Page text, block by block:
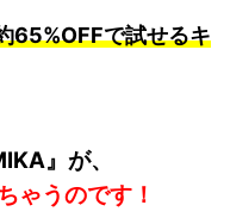
65%OFFで試せるキ
』が、
ゃうのです！